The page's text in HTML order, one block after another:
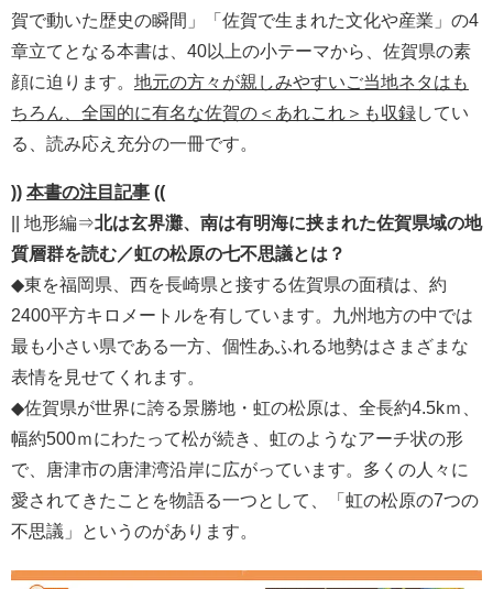
賀で動いた歴史の瞬間」「佐賀で生まれた文化や産業」の4
章立てとなる本書は、40以上の小テーマから、佐賀県の素
顔に迫ります。 地元の方々が親しみやすいご当地ネタはも
ちろん、全国的に有名な佐賀の＜あれこれ＞も収録してい
る、読み応え充分の一冊です。
)) 本書の注目記事 ((
|| 地形編⇒北は玄界灘、南は有明海に挟まれた佐賀県域の地
質層群を読む／虹の松原の七不思議とは？
◆東を福岡県、西を長崎県と接する佐賀県の面積は、約
2400平方キロメートルを有しています。九州地方の中では
最も小さい県である一方、個性あふれる地勢はさまざまな
表情を見せてくれます。
◆佐賀県が世界に誇る景勝地・虹の松原は、全長約4.5kｍ、
幅約500ｍにわたって松が続き、虹のようなアーチ状の形
で、唐津市の唐津湾沿岸に広がっています。多くの人々に
愛されてきたことを物語る一つとして、「虹の松原の7つの
不思議」というのがあります。